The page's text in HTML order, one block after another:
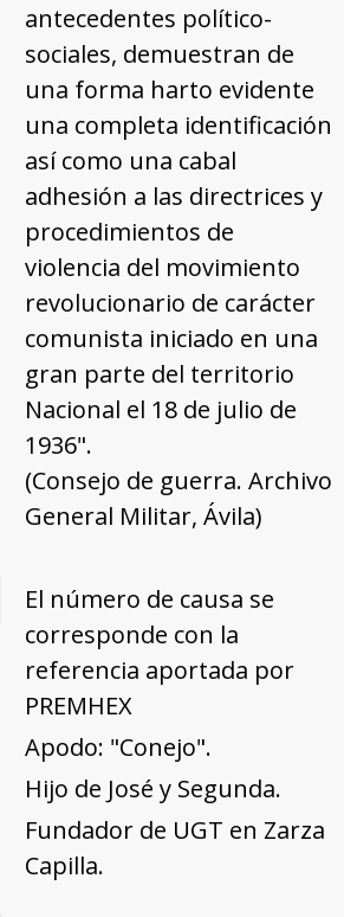
antecedentes político-
sociales, demuestran de
una forma harto evidente
una completa identificación
así como una cabal
adhesión a las directrices y
procedimientos de
violencia del movimiento
revolucionario de carácter
comunista iniciado en una
gran parte del territorio
Nacional el 18 de julio de
1936".
(Consejo de guerra. Archivo
General Militar, Ávila)
El número de causa se
corresponde con la
referencia aportada por
PREMHEX
Apodo: "Conejo".
Hijo de José y Segunda.
Fundador de UGT en Zarza
Capilla.